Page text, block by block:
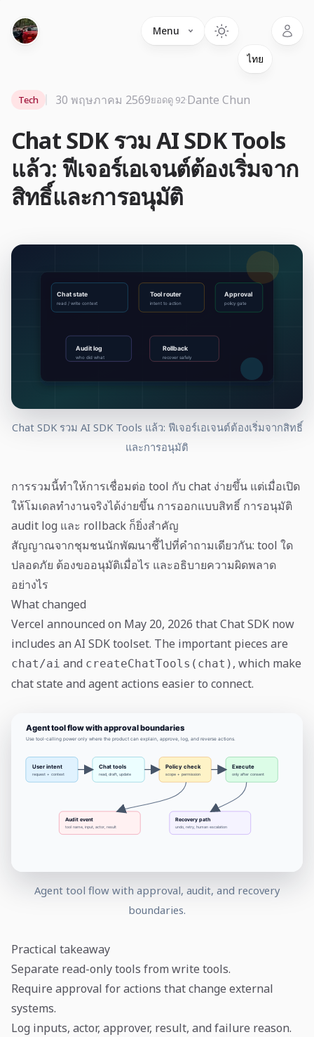
Menu Language
Chat SDK รวม AI SDK Tools
แล้ว: ฟีเจอร์เอเจนต์ต้องเริ่มจาก
สิทธิ์และการอนุมัติ
Tech 30 พฤษภาคม 2569ยอดดู 92·Dante Chun
Chat SDK รวม AI SDK Tools แล้ว: ฟีเจอร์เอเจนต์ต้องเริ่มจากสิทธิ์
และการอนุมัติ
การรวมนี้ทำให้การเชื่อมต่อ tool กับ chat ง่ายขึ้น แต่เมื่อเปิด
ให้โมเดลทำงานจริงได้ง่ายขึ้น การออกแบบสิทธิ์ การอนุมัติ
audit log และ rollback ก็ยิ่งสำคัญ
สัญญาณจากชุมชนนักพัฒนาชี้ไปที่คำถามเดียวกัน: tool ใด
ปลอดภัย ต้องขออนุมัติเมื่อไร และอธิบายความผิดพลาด
อย่างไร
What changed
Vercel announced on May 20, 2026 that Chat SDK now
includes an AI SDK toolset. The important pieces are
chat/ai and createChatTools(chat) , which make
chat state and agent actions easier to connect.
Agent tool flow with approval, audit, and recovery
boundaries.
Practical takeaway
Separate read-only tools from write tools.
Require approval for actions that change external
systems.
Log inputs, actor, approver, result, and failure reason.